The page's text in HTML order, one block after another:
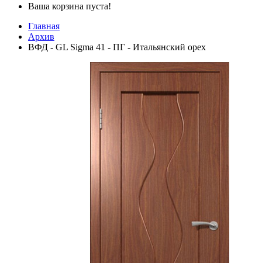
Ваша корзина пуста!
Главная
Архив
ВФД - GL Sigma 41 - ПГ - Итальянский орех